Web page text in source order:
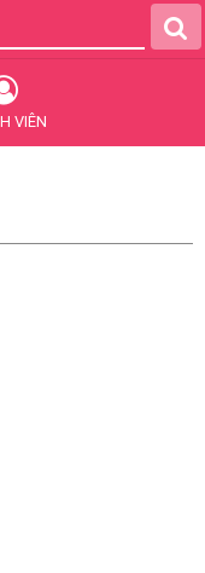
VIÊN